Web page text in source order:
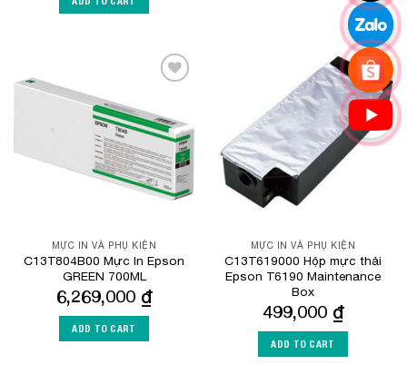
MỰC IN VÀ PHỤ KIỆN
C13T804B00 Mực In Epson
GREEN 700ML
6,269,000 ₫
ADD TO CART
Add to
Wishlist
MỰC IN VÀ PHỤ KIỆN
C13T619000 Hộp mực thải
Epson T6190 Maintenance
Box
499,000 ₫
ADD TO CART